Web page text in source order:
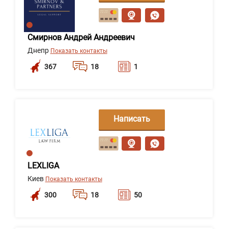
Смирнов Андрей Андреевич
Днепр Показать контакты
367 18 1
сообщение
LEXLIGA
Киев Показать контакты
300 18 50
Написать
сообщение